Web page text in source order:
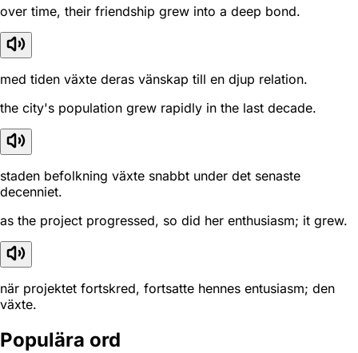
over time, their friendship grew into a deep bond.
med tiden växte deras vänskap till en djup relation.
the city's population grew rapidly in the last decade.
staden befolkning växte snabbt under det senaste
decenniet.
as the project progressed, so did her enthusiasm; it grew.
när projektet fortskred, fortsatte hennes entusiasm; den
växte.
Populära ord